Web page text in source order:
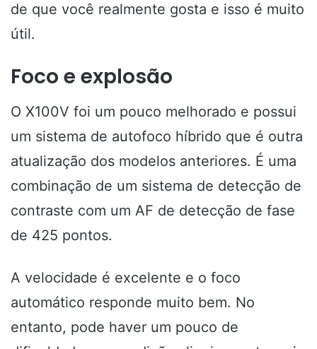
de que você realmente gosta e isso é muito
útil.
Foco e explosão
O X100V foi um pouco melhorado e possui
um sistema de autofoco híbrido que é outra
atualização dos modelos anteriores. É uma
combinação de um sistema de detecção de
contraste com um AF de detecção de fase
de 425 pontos.
A velocidade é excelente e o foco
automático responde muito bem. No
entanto, pode haver um pouco de